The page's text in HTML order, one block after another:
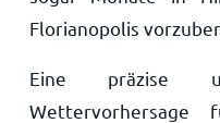
Florianopolis
Eine präzise